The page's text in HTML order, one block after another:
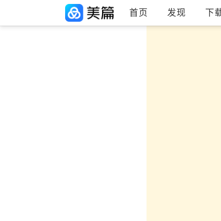
首页 发现 下